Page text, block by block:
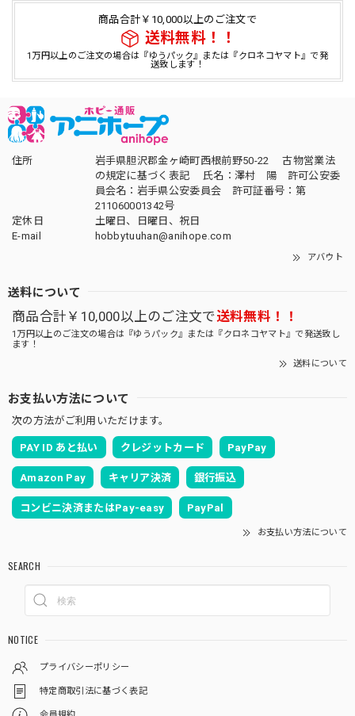
商品合計￥10,000以上のご注文で
送料無料！！
1万円以上のご注文の場合は『ゆうパック』または『クロネコヤマト』で発
送致します！
住所
岩手県胆沢郡金ヶ崎町西根前野50-22 古物営業法
の規定に基づく表記 氏名：澤村 陽 許可公安委
員会名：岩手県公安委員会 許可証番号：第
211060001342号
定休日
土曜日、日曜日、祝日
E-mail
hobbytuuhan@anihope.com
アバウト
送料について
商品合計￥10,000以上のご注文で送料無料！！
1万円以上のご注文の場合は『ゆうパック』または『クロネコヤマト』で発送致し
ます！
送料について
お支払い方法について
次の方法がご利用いただけます。
PAY ID あと払い クレジットカード PayPay
Amazon Pay キャリア決済 銀行振込
コンビニ決済またはPay-easy PayPal
お支払い方法について
SEARCH
NOTICE
プライバシーポリシー
特定商取引法に基づく表記